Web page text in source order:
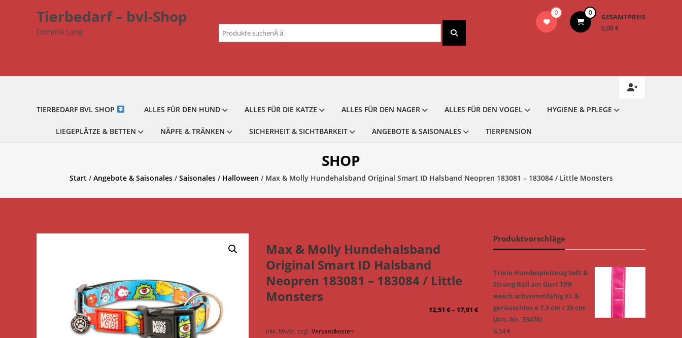
Tierbedarf – bvl-Shop
Dominik Lang
0 0 GESAMTPREIS
0,00 €
Suchen
nach:
TIERBEDARF BVL SHOP ALLES FÜR DEN HUND ALLES FÜR DIE KATZE ALLES FÜR DEN NAGER ALLES FÜR DEN VOGEL HYGIENE & PFLEGE
LIEGEPLÄTZE & BETTEN NÄPFE & TRÄNKEN SICHERHEIT & SICHTBARKEIT ANGEBOTE & SAISONALES TIERPENSION
SHOP
Start/Angebote & Saisonales/Saisonales/ Halloween / Max & Molly Hundehalsband Original Smart ID Halsband Neopren 183081 – 183084 / Little Monsters
Max & Molly Hundehalsband
Original Smart ID Halsband
Neopren 183081 – 183084 / Little
Monsters
12,51 €– 17,91 €
inkl. MwSt. zzgl.Versandkosten
Produktvorschläge
Trixie Hundespielzeug Soft &
Strong Ball am Gurt TPR
weich schwimmfähig XL &
geräuschlos ø 7,5 cm / 29 cm
(Art.-Nr. 33478)
8,54€